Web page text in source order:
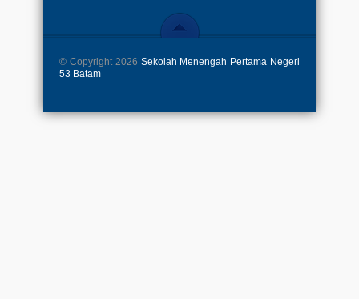
© Copyright 2026 Sekolah Menengah Pertama Negeri
53 Batam